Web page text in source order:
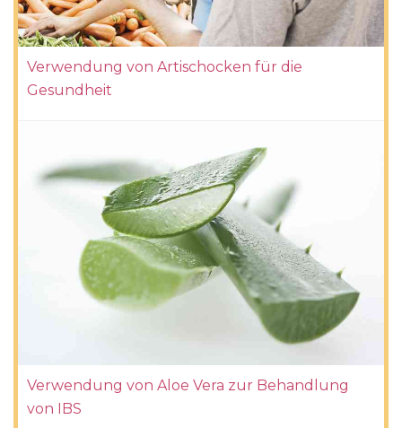
Verwendung von Artischocken für die
Gesundheit
Verwendung von Aloe Vera zur Behandlung
von IBS